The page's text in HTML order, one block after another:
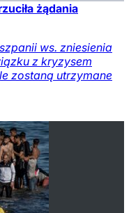
żądania
ws. zniesienia
z kryzysem
zostaną utrzymane